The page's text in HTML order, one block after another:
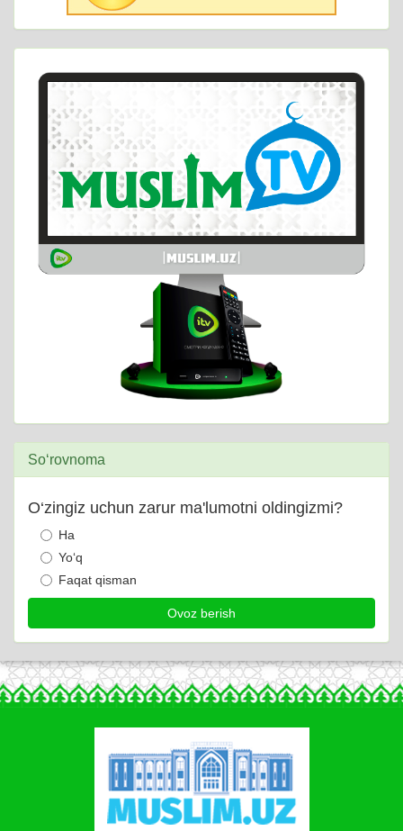
So‘rovnoma
O‘zingiz uchun zarur ma'lumotni oldingizmi?
Ha
Yo‘q
Faqat qisman